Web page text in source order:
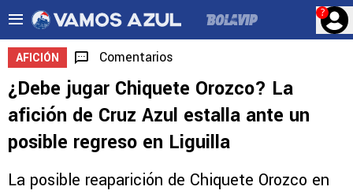
?
AFICIÓN Comentarios
¿Debe jugar Chiquete Orozco? La
afición de Cruz Azul estalla ante un
posible regreso en Liguilla
La posible reaparición de Chiquete Orozco en